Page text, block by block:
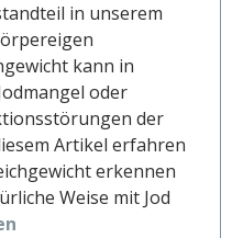
in unserem
kann in
oder
der
Artikel erfahren
erkennen
Weise mit Jod